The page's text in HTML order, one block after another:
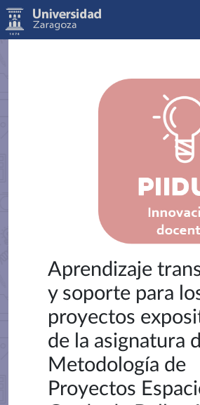
Aprendizaje
y soporte para
proyectos
de la asignatura
Metodología de
Proyectos